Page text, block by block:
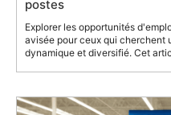
postes
Explorer les opportunités
avisée pour ceux qui cherchent
dynamique et diversifié. Cet